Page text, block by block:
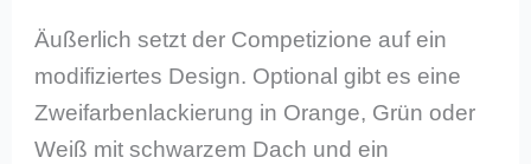
Äußerlich setzt der Competizione auf ein
modifiziertes Design. Optional gibt es eine
Zweifarbenlackierung in Orange, Grün oder
Weiß mit schwarzem Dach und ein